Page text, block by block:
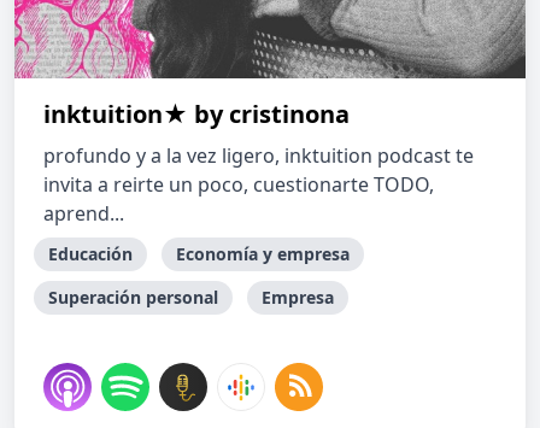
inktuition★ by cristinona
profundo y a la vez ligero, inktuition podcast te
invita a reirte un poco, cuestionarte TODO,
aprend...
Educación
Economía y empresa
Superación personal
Empresa